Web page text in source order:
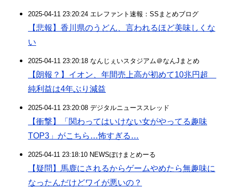
2025-04-11 23:20:24 エレファント速報：SSまとめブログ
【悲報】香川県のうどん、言われるほど美味しくな
い
2025-04-11 23:20:18 なんじぇいスタジアム＠なんJまとめ
【朗報？】イオン、年間売上高が初めて10兆円超
純利益は4年ぶり減益
2025-04-11 23:20:08 デジタルニューススレッド
【衝撃】「関わってはいけない女がやってる趣味
TOP3」がこちら…怖すぎる…
2025-04-11 23:18:10 NEWSぽけまとめーる
【疑問】馬鹿にされるからゲームやめたら無趣味に
なったんだけどワイが悪いの？